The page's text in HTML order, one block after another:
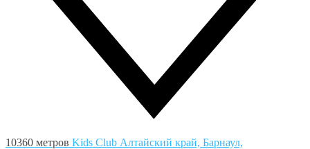
10360 метров Kids Club Алтайский край, Барнаул,